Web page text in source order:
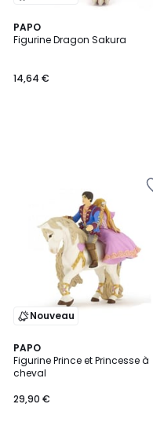
PAPO
Figurine Dragon Sakura
14,64 €
Nouveau
PAPO
Figurine Prince et Princesse à
cheval
29,90 €